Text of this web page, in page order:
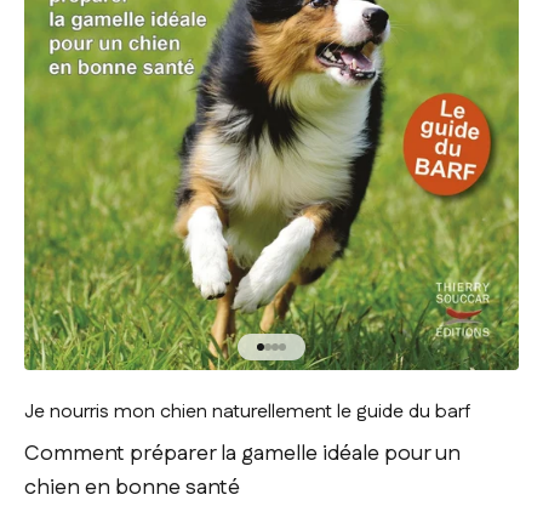
Aller à l'élément 1
Aller à l'élément 2
Aller à l'élément 3
Aller à l'élément 4
Je nourris mon chien naturellement le guide du barf
Comment préparer la gamelle idéale pour un
chien en bonne santé